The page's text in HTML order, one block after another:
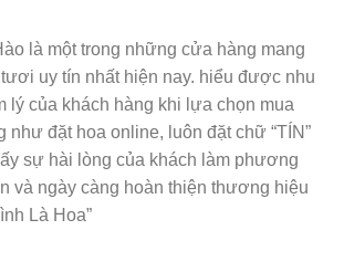
là một trong những cửa hàng mang
uy tín nhất hiện nay. hiểu được nhu
lý của khách hàng khi lựa chọn mua
như đặt hoa online, luôn đặt chữ “TÍN”
sự hài lòng của khách làm phương
và ngày càng hoàn thiện thương hiệu
Là Hoa”